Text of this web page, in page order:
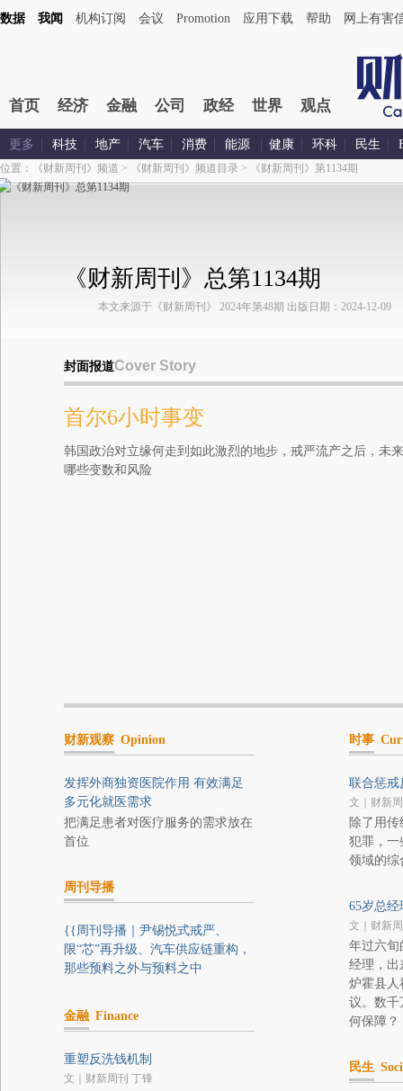
数据 我闻 机构订阅 会议 Promotion 应用下载 帮助 网上有害
首页 经济 金融 公司 政经 世界 观点
更多 科技 地产 汽车 消费 能源 健康 环科 民生
位置： 《财新周刊》频道 > 《财新周刊》频道目录 > 《财新周刊》第1134期
《财新周刊》总第1134期
本文来源于《财新周刊》 2024年第48期 出版日期：2024-12-09
封面报道Cover Story
首尔6小时事变
韩国政治对立缘何走到如此激烈的地步，戒严流产之后，未
哪些变数和风险
财新观察 Opinion
发挥外商独资医院作用 有效满足
多元化就医需求
把满足患者对医疗服务的需求放在
首位
周刊导播
{{周刊导播｜尹锡悦式戒严、
限“芯”再升级、汽车供应链重构，
那些预料之外与预料之中
金融 Finance
重塑反洗钱机制
文｜财新周刊 丁锋
时事
联合惩戒
文｜财新
除了用
犯罪，一
领域的综
65岁总
文｜财新
年过六旬
经理，出
炉霍县人
议。数千
何保障？
民生